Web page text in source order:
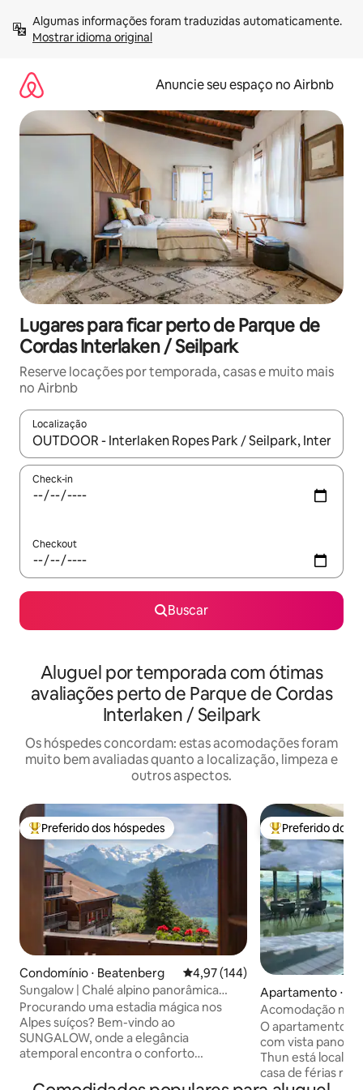
para
Mostrar idioma original
Anuncie seu espaço no Airbnb
Lugares para ficar perto de Parque de
Cordas Interlaken / Seilpark
Reserve locações por temporada, casas e muito mais
no Airbnb
Localização
Quando os resultados estiverem disponíveis, explore-os
Check-in
Checkout
Buscar
Aluguel por temporada com ótimas
avaliações perto de Parque de Cordas
Interlaken / Seilpark
Os hóspedes concordam: estas acomodações foram
muito bem avaliadas quanto a localização, limpeza e
outros aspectos.
Entre os melhores preferidos dos hóspedes
Preferido dos hóspedes
Condomínio ⋅ Beatenberg 4,97 de uma avaliação média de
4,97 (144)
Sungalow | Chalé alpino panorâmica
vintage-chique
Procurando uma estadia mágica nos
Alpes suíços? Bem-vindo ao
SUNGALOW, onde a elegância
atemporal encontra o conforto
2024, desfrute de uma cozinha gourmet
Entre os
Preferido dos
Apartamento ⋅
Acomodação
panorâmica para
O apartamento
com vista
Thun está
casa de férias